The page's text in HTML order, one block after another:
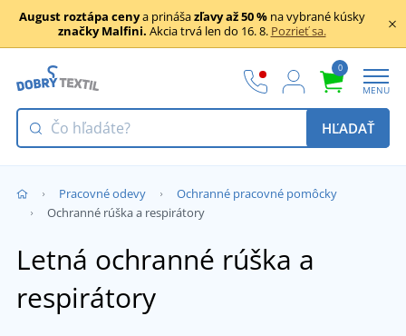
August roztápa cenya prinášazľavy až 50 %na vybrané kúsky
značky Malfini. Akcia trvá len do 16. 8. Pozrieť sa.
0
MENU
HĽADAŤ
Pracovné odevy
Ochranné pracovné pomôcky
Ochranné rúška a respirátory
Letná ochranné rúška a
respirátory